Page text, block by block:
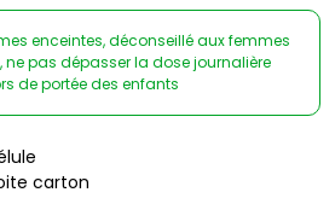
enceintes, déconseillé aux femmes
pas dépasser la dose journalière
de portée des enfants
carton